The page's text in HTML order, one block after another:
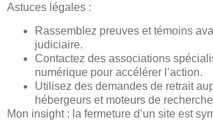
Astuces légales :
Rassemblez preuves et témoins
judiciaire.
Contactez des associations
numérique pour accélérer l’action.
Utilisez des demandes de retrait
hébergeurs et moteurs de
Mon insight : la fermeture d’un site est